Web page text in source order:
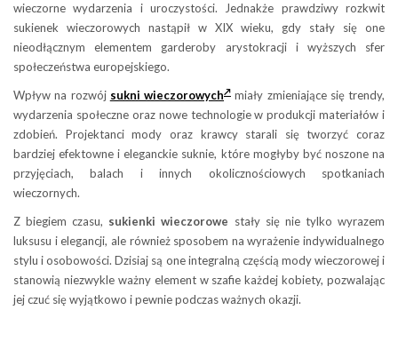
wieczorne wydarzenia i uroczystości. Jednakże prawdziwy rozkwit
sukienek wieczorowych nastąpił w XIX wieku, gdy stały się one
nieodłącznym elementem garderoby arystokracji i wyższych sfer
społeczeństwa europejskiego.
Wpływ na rozwój sukni wieczorowych
miały zmieniające się trendy,
wydarzenia społeczne oraz nowe technologie w produkcji materiałów i
zdobień. Projektanci mody oraz krawcy starali się tworzyć coraz
bardziej efektowne i eleganckie suknie, które mogłyby być noszone na
przyjęciach, balach i innych okolicznościowych spotkaniach
wieczornych.
Z biegiem czasu, sukienki wieczorowe stały się nie tylko wyrazem
luksusu i elegancji, ale również sposobem na wyrażenie indywidualnego
stylu i osobowości. Dzisiaj są one integralną częścią mody wieczorowej i
stanowią niezwykle ważny element w szafie każdej kobiety, pozwalając
jej czuć się wyjątkowo i pewnie podczas ważnych okazji.